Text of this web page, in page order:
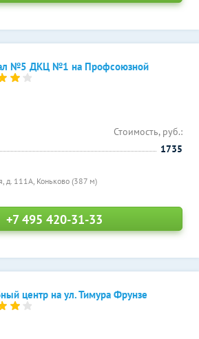
№5 ДКЦ №1 на Профсоюзной
д. 111А, Коньково (387 м)
Стоимость, руб.:
1735
+7 495 420-31-33
центр на ул. Тимура Фрунзе